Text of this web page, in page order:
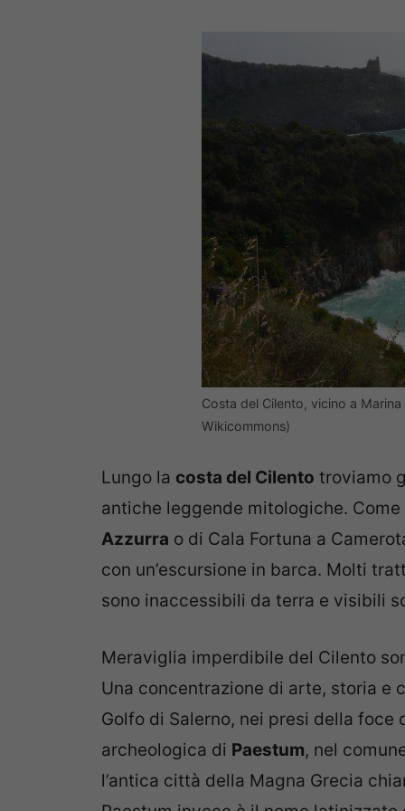
Costa del Cilento, vicino a
Wikicommons)
Lungo la costa del Cilento troviamo
antiche leggende mitologiche.
Azzurra o di Cala Fortuna a
con un’escursione in barca. Molti
sono inaccessibili da terra e visibili
Meraviglia imperdibile del Cilento
Una concentrazione di arte, storia e
Golfo di Salerno, nei presi della
archeologica di Paestum, nel
l’antica città della Magna Grecia